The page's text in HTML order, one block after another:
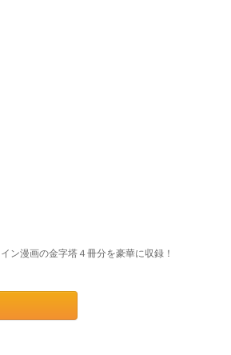
漫画の金字塔４冊分を豪華に収録！